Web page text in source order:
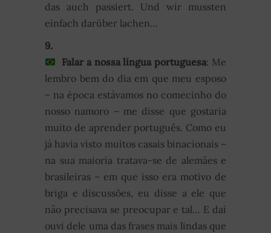
das auch passiert. Und wir mussten
einfach darüber lachen…
9.
Falar a nossa língua portuguesa: Me
lembro bem do dia em que meu esposo
– na época estávamos no comecinho do
nosso namoro – me disse que gostaria
muito de aprender português. Como eu
já havia visto muitos casais binacionais –
na sua maioria tratava-se de alemães e
brasileiras – em que isso era motivo de
briga e discussões, eu disse a ele que
não precisava se preocupar e tal… E daí
ouvi dele uma das frases mais lindas que